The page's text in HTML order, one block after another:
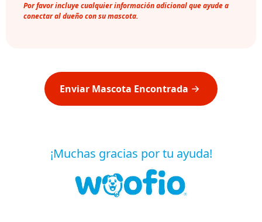
Por favor incluye cualquier información adicional que ayude a
conectar al dueño con su mascota.
Enviar Mascota Encontrada
¡Muchas gracias por tu ayuda!